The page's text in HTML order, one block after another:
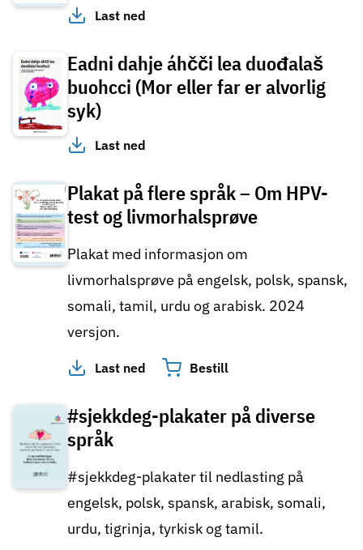
Last ned
Eadni dahje áhčči lea duođalaš
buohcci (Mor eller far er alvorlig
syk)
Last ned
Plakat på flere språk – Om HPV-
test og livmorhalsprøve
Plakat med informasjon om
livmorhalsprøve på engelsk, polsk, spansk,
somali, tamil, urdu og arabisk. 2024
versjon.
Last ned Bestill
#sjekkdeg-plakater på diverse
språk
#sjekkdeg-plakater til nedlasting på
engelsk, polsk, spansk, arabisk, somali,
urdu, tigrinja, tyrkisk og tamil.